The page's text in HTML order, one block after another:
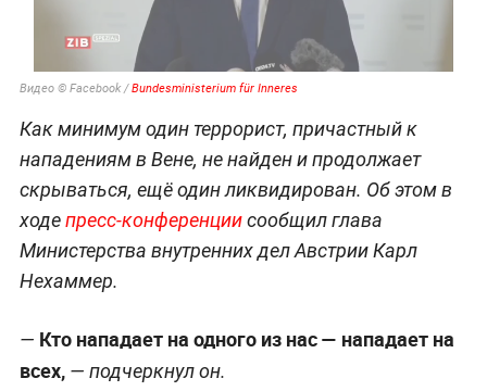
Видео © Facebook /Bundesministerium für Inneres
Как минимум один террорист, причастный к
нападениям в Вене, не найден и продолжает
скрываться, ещё один ликвидирован. Об этом в
ходепресс-конференциисообщил глава
Министерства внутренних дел Австрии Карл
Нехаммер.
— Кто нападает на одного из нас — нападает на
всех, — подчеркнул он.